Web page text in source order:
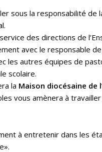
sous la responsabilité de
des directions de
avec le responsable
les autres équipes de
scolaire.
la Maison diocésaine de
vous amènera à
à entretenir dans les